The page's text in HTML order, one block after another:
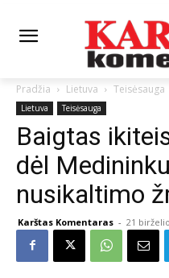
Pradžia Lietuva Teisėsauga
Lietuva Teisėsauga
Baigtas
dėl
nusikaltimo
Karštas Komentaras - 21